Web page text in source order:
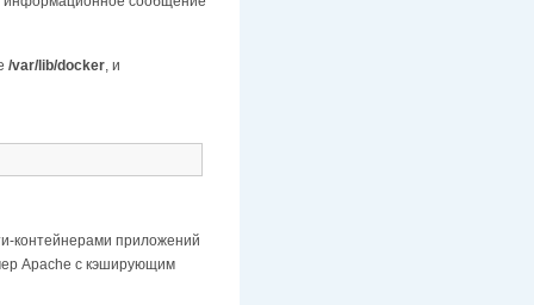
/var/lib/docker, и
контейнерами приложений
Apache с кэширующим